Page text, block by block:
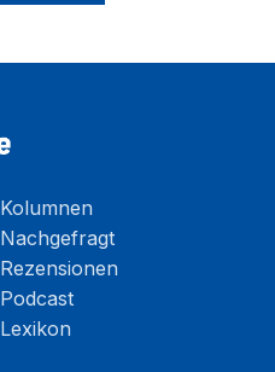
Kolumnen
Nachgefragt
Rezensionen
Podcast
Lexikon